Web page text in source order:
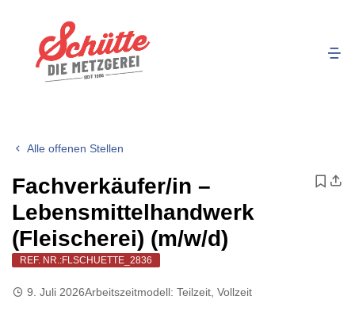
Alle offenen Stellen
Fachverkäufer/in –
Lebensmittelhandwerk
(Fleischerei) (m/w/d)
REF. NR.:FLSCHUETTE_2836
9. Juli 2026Arbeitszeitmodell: Teilzeit Vollzeit